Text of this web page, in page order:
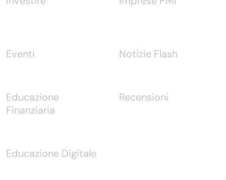
Eventi
Educazione
Finanziaria
Educazione Digitale
Notizie Flash
Recensioni